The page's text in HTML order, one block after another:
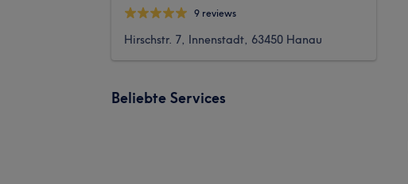
9 reviews
Hirschstr. 7, Innenstadt, 63450 Hanau
Beliebte Services